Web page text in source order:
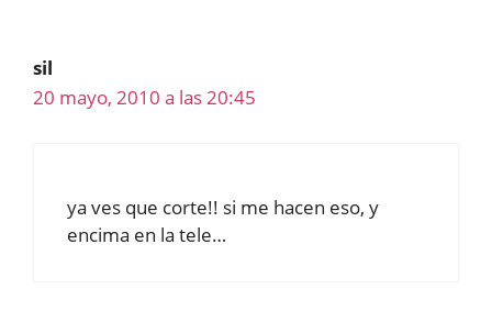
sil
20 mayo, 2010 a las 20:45
ya ves que corte!! si me hacen eso, y
encima en la tele…